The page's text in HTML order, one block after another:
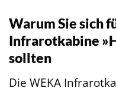
Warum Sie sich
Infrarotkabine
sollten
Die WEKA